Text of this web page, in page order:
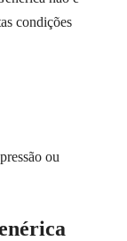
condições
ou